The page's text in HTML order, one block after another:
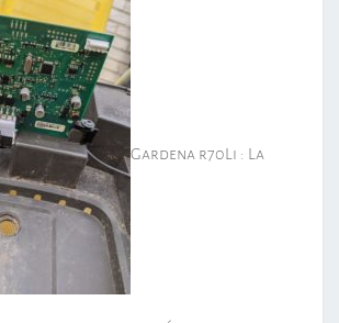
Gardena r70Li : La